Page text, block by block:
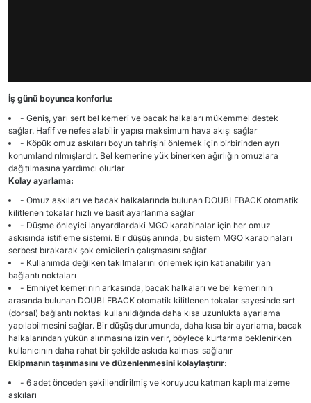
İş günü boyunca konforlu:
- Geniş, yarı sert bel kemeri ve bacak halkaları mükemmel destek
sağlar. Hafif ve nefes alabilir yapısı maksimum hava akışı sağlar
- Köpük omuz askıları boyun tahrişini önlemek için birbirinden ayrı
konumlandırılmışlardır. Bel kemerine yük binerken ağırlığın omuzlara
dağıtılmasına yardımcı olurlar
Kolay ayarlama:
- Omuz askıları ve bacak halkalarında bulunan DOUBLEBACK otomatik
kilitlenen tokalar hızlı ve basit ayarlanma sağlar
- Düşme önleyici lanyardlardaki MGO karabinalar için her omuz
askısında istifleme sistemi. Bir düşüş anında, bu sistem MGO karabinaları
serbest bırakarak şok emicilerin çalışmasını sağlar
- Kullanımda değilken takılmalarını önlemek için katlanabilir yan
bağlantı noktaları
- Emniyet kemerinin arkasında, bacak halkaları ve bel kemerinin
arasında bulunan DOUBLEBACK otomatik kilitlenen tokalar sayesinde sırt
(dorsal) bağlantı noktası kullanıldığında daha kısa uzunlukta ayarlama
yapılabilmesini sağlar. Bir düşüş durumunda, daha kısa bir ayarlama, bacak
halkalarından yükün alınmasına izin verir, böylece kurtarma beklenirken
kullanıcının daha rahat bir şekilde askıda kalması sağlanır
Ekipmanın taşınmasını ve düzenlenmesini kolaylaştırır:
- 6 adet önceden şekillendirilmiş ve koruyucu katman kaplı malzeme
askıları